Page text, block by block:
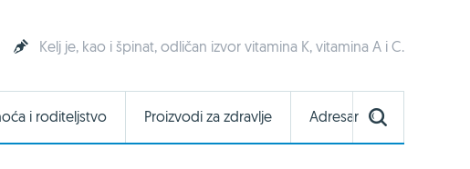
Kelj je, kao i špinat, odličan izvor vitamina K, vitamina A i C.
i roditeljstvo Proizvodi za zdravlje Adresar